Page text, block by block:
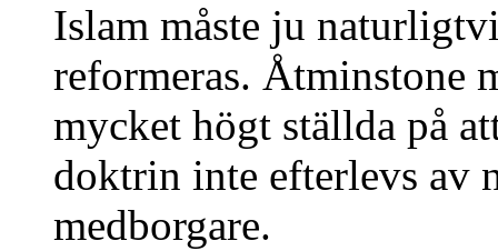
Islam måste ju
reformeras. Åtminstone
mycket högt ställda på
doktrin inte efterlevs av
medborgare.